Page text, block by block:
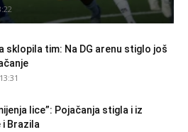
sklopila tim: Na DG arenu stiglo još
lice”: Pojačanja stigla i iz
Brazila